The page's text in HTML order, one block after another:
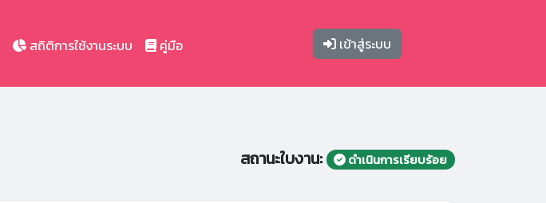
สถิติการใช้งานระบบ คู่มือ เข้าสู่ระบบ
สถานะใบงาน: ดำเนินการเรียบร้อย